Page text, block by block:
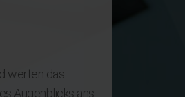
werten das
Augenblicks ans